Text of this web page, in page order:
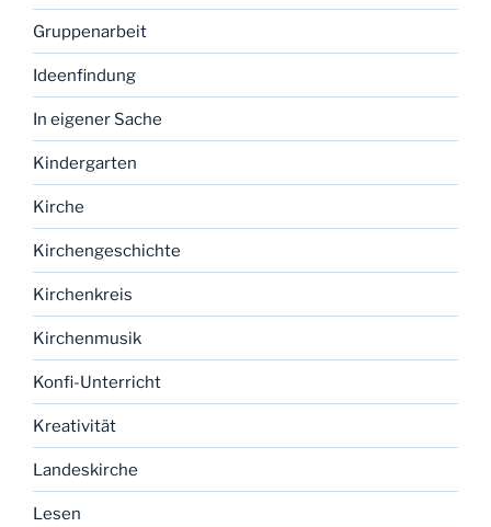
Gruppenarbeit
Ideenfindung
In eigener Sache
Kindergarten
Kirche
Kirchengeschichte
Kirchenkreis
Kirchenmusik
Konfi-Unterricht
Kreativität
Landeskirche
Lesen